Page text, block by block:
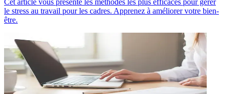
Cet article vous présente les méthodes les plus efficaces pour gérer
le stress au travail pour les cadres. Apprenez à améliorer votre bien-
être.